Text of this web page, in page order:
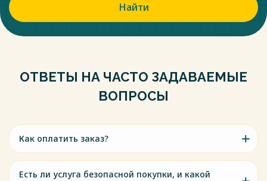
Найти
ОТВЕТЫ НА ЧАСТО ЗАДАВАЕМЫЕ
ВОПРОСЫ
Как оплатить заказ?
Есть ли услуга безопасной покупки, и какой